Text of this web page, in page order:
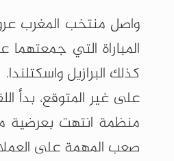
واصل منتخب المغرب
المباراة التي
كذلك البرازيل واسكتلندا.
على غير المتوقع، بدأ
منظمة انتهت بعرضية
صعب المهمة على